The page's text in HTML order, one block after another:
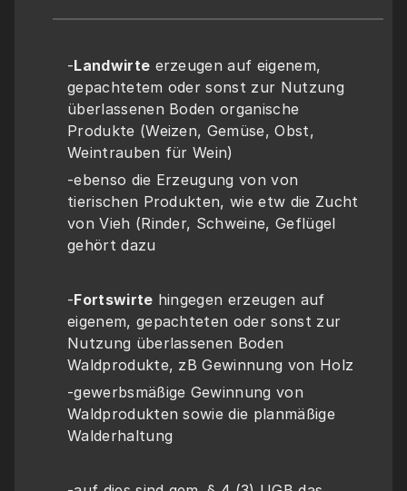
-Landwirte erzeugen auf eigenem,
gepachtetem oder sonst zur Nutzung
überlassenen Boden organische
Produkte (Weizen, Gemüse, Obst,
Weintrauben für Wein)
-ebenso die Erzeugung von von
tierischen Produkten, wie etw die Zucht
von Vieh (Rinder, Schweine, Geflügel
gehört dazu
-Fortswirte hingegen erzeugen auf
eigenem, gepachteten oder sonst zur
Nutzung überlassenen Boden
Waldprodukte, zB Gewinnung von Holz
-gewerbsmäßige Gewinnung von
Waldprodukten sowie die planmäßige
Walderhaltung